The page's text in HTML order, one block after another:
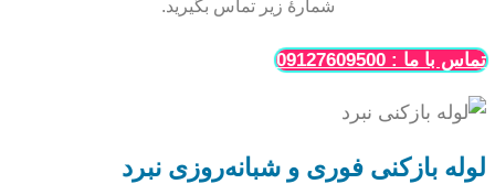
شمارۀ زیر تماس بگیرید.
تماس با ما : 09127609500
لوله بازکنی فوری و شبانه‌روزی نبرد